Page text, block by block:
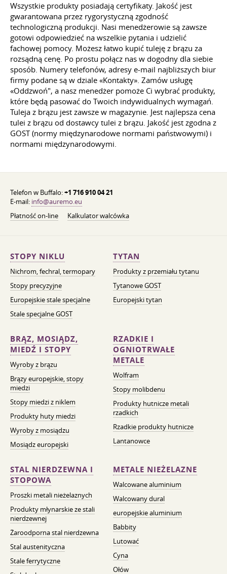
Wszystkie produkty posiadają certyfikaty. Jakość jest
gwarantowana przez rygorystyczną zgodność
technologiczną produkcji. Nasi menedżerowie są zawsze
gotowi odpowiedzieć na wszelkie pytania i udzielić
fachowej pomocy. Możesz łatwo kupić tuleję z brązu za
rozsądną cenę. Po prostu połącz nas w dogodny dla siebie
sposób. Numery telefonów, adresy e-mail najbliższych biur
firmy podane są w dziale «Kontakty». Zamów usługę
«Oddzwoń", a nasz menedżer pomoże Ci wybrać produkty,
które będą pasować do Twoich indywidualnych wymagań.
Tuleja z brązu jest zawsze w magazynie. Jest najlepsza cena
tulei z brązu od dostawcy tulei z brązu. Jakość jest zgodna z
GOST (normy międzynarodowe normami państwowymi) i
normami międzynarodowymi.
Telefon w Buffalo:+1 716 910 04 21
E-mail: info@auremo.eu
Płatność on-line
Kalkulator walcówka
STOPY NIKLU
Nichrom, fechral, termopary
Stopy precyzyjne
Europejskie stale specjalne
Stale specjalne GOST
TYTAN
Produkty z przemiału tytanu
Tytanowe GOST
Europejski tytan
BRĄZ, MOSIĄDZ,
MIEDŹ I STOPY
Wyroby z brązu
Brązy europejskie, stopy
miedzi
Stopy miedzi z niklem
Produkty huty miedzi
Wyroby z mosiądzu
Mosiądz europejski
RZADKIE I
OGNIOTRWAŁE
METALE
Wolfram
Stopy molibdenu
Produkty hutnicze metali
rzadkich
Rzadkie produkty hutnicze
Lantanowce
STAL NIERDZEWNA I
STOPOWA
Proszki metali nieżelaznych
Produkty młynarskie ze stali
nierdzewnej
Żaroodporna stal nierdzewna
Stal austenityczna
Stale ferrytyczne
METALE NIEŻELAZNE
Walcowane aluminium
Walcowany dural
europejskie aluminium
Babbity
Lutować
Cyna
Ołów